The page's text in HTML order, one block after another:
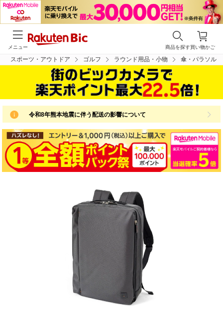
買い物かご
商品を探す
メニュー
スポーツ・アウトドア ゴルフ ラウンド用品・小物 傘・パラソル
令和8年熊本地震に伴う配送の影響について